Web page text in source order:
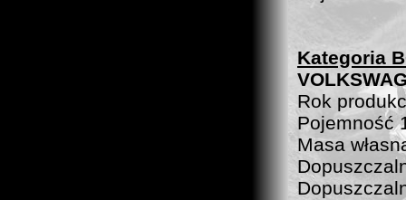
Kategoria
Rok
Pojemność
Masa